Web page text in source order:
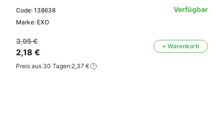
Code: 138638
Marke: EXO
Verfügbar
3,95 €
2,18 €
+ Warenkorb
Preis aus 30 Tagen:2,37 €